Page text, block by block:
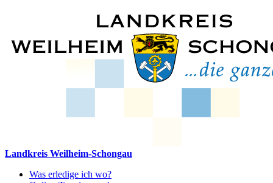
Landkreis Weilheim-Schongau
Was erledige ich wo?